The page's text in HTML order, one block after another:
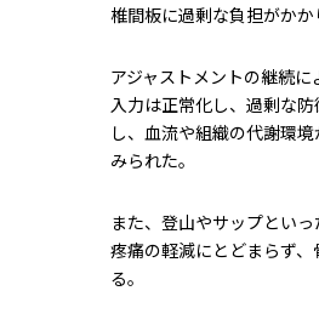
椎間板に過剰な負担がか
アジャストメントの継続
入力は正常化し、過剰な
し、血流や組織の代謝環
みられた。
また、登山やサップとい
疼痛の軽減にとどまらず
る。